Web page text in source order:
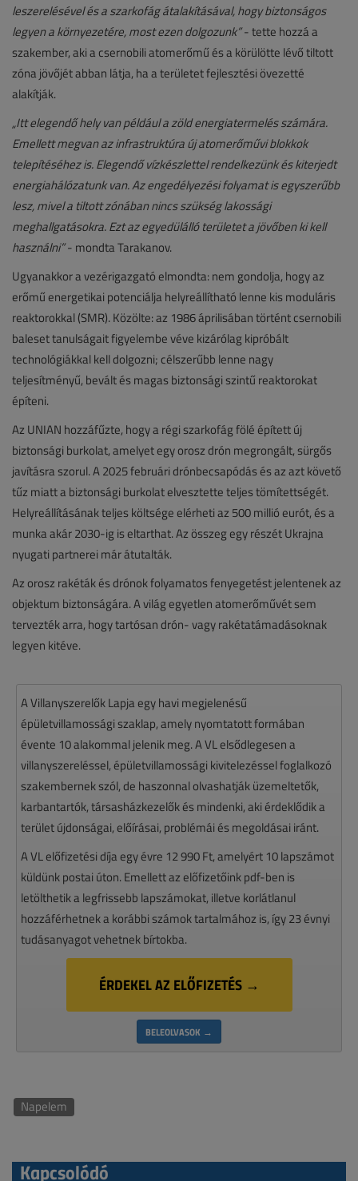
leszerelésével és a szarkofág átalakításával, hogy biztonságos
legyen a környezetére, most ezen dolgozunk”- tette hozzá a
szakember, aki a csernobili atomerőmű és a körülötte lévő tiltott
zóna jövőjét abban látja, ha a területet fejlesztési övezetté
alakítják.
„Itt elegendő hely van például a zöld energiatermelés számára.
Emellett megvan az infrastruktúra új atomerőművi blokkok
telepítéséhez is. Elegendő vízkészlettel rendelkezünk és kiterjedt
energiahálózatunk van. Az engedélyezési folyamat is egyszerűbb
lesz, mivel a tiltott zónában nincs szükség lakossági
meghallgatásokra. Ezt az egyedülálló területet a jövőben ki kell
használni”- mondta Tarakanov.
Ugyanakkor a vezérigazgató elmondta: nem gondolja, hogy az
erőmű energetikai potenciálja helyreállítható lenne kis moduláris
reaktorokkal (SMR). Közölte: az 1986 áprilisában történt csernobili
baleset tanulságait figyelembe véve kizárólag kipróbált
technológiákkal kell dolgozni; célszerűbb lenne nagy
teljesítményű, bevált és magas biztonsági szintű reaktorokat
építeni.
Az UNIAN hozzáfűzte, hogy a régi szarkofág fölé épített új
biztonsági burkolat, amelyet egy orosz drón megrongált, sürgős
javításra szorul. A 2025 februári drónbecsapódás és az azt követő
tűz miatt a biztonsági burkolat elvesztette teljes tömítettségét.
Helyreállításának teljes költsége elérheti az 500 millió eurót, és a
munka akár 2030-ig is eltarthat. Az összeg egy részét Ukrajna
nyugati partnerei már átutalták.
Az orosz rakéták és drónok folyamatos fenyegetést jelentenek az
objektum biztonságára. A világ egyetlen atomerőművét sem
tervezték arra, hogy tartósan drón- vagy rakétatámadásoknak
legyen kitéve.
A Villanyszerelők Lapja egy havi megjelenésű
épületvillamossági szaklap, amely nyomtatott formában
évente 10 alakommal jelenik meg. A VL elsődlegesen a
villanyszereléssel, épületvillamossági kivitelezéssel foglalkozó
szakembernek szól, de haszonnal olvashatják üzemeltetők,
karbantartók, társasházkezelők és mindenki, aki érdeklődik a
terület újdonságai, előírásai, problémái és megoldásai iránt.
A VL előfizetési díja egy évre 12 990 Ft, amelyért 10 lapszámot
küldünk postai úton. Emellett az előfizetőink pdf-ben is
letölthetik a legfrissebb lapszámokat, illetve korlátlanul
hozzáférhetnek a korábbi számok tartalmához is, így 23 évnyi
tudásanyagot vehetnek bírtokba.
ÉRDEKEL AZ ELŐFIZETÉS →
BELEOLVASOK →
Napelem
Kapcsolódó